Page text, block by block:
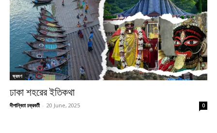
ভ্রমণ
ঢাকা শহরের ইতিকথা
দীপান্বিতা চক্রবর্তী - 20 June, 2025 0